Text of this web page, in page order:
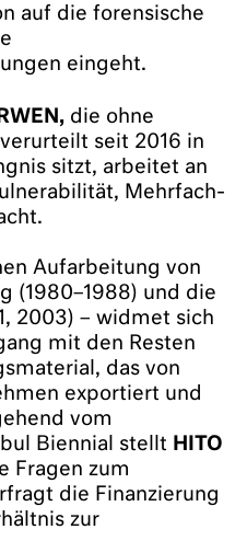
auf die forensische
eingeht.
die ohne
seit 2016 in
sitzt, arbeitet an
Mehrfach-
Aufarbeitung von
(1980–1988) und die
2003) – widmet sich
mit den Resten
das von
exportiert und
vom
Biennial stellt HITO
Fragen zum
die Finanzierung
zur